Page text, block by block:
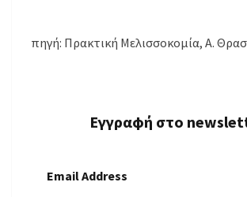
πηγή: Πρακτική Μελισσοκομία, Α.
Εγγραφή στο
Email Address